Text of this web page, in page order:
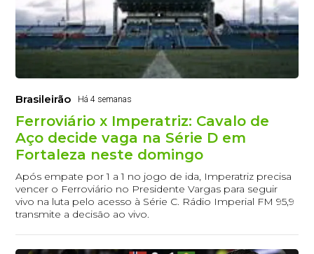
Brasileirão Há 4 semanas
Ferroviário x Imperatriz: Cavalo de
Aço decide vaga na Série D em
Fortaleza neste domingo
Após empate por 1 a 1 no jogo de ida, Imperatriz precisa
vencer o Ferroviário no Presidente Vargas para seguir
vivo na luta pelo acesso à Série C. Rádio Imperial FM 95,9
transmite a decisão ao vivo.